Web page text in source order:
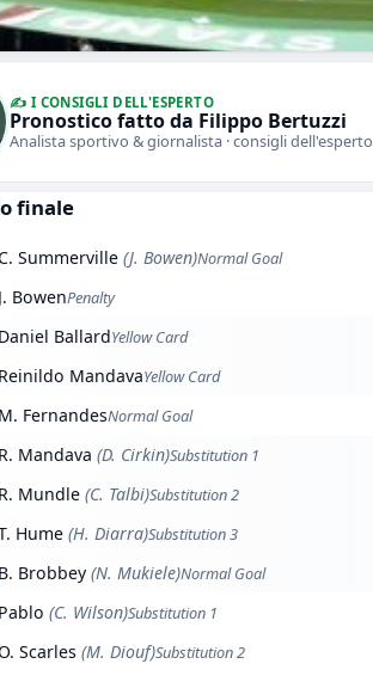
✍️ I CONSIGLI DELL'ESPERTO
Pronostico fatto da Filippo Bertuzzi
Analista sportivo & giornalista · consigli dell'esperto
finale
C. Summerville (J. Bowen)Normal Goal
J. BowenPenalty
Daniel BallardYellow Card
Reinildo MandavaYellow Card
M. FernandesNormal Goal
R. Mandava (D. Cirkin)Substitution 1
R. Mundle (C. Talbi)Substitution 2
Hume (H. Diarra)Substitution 3
B. Brobbey (N. Mukiele)Normal Goal
Pablo (C. Wilson)Substitution 1
Scarles (M. Diouf)Substitution 2